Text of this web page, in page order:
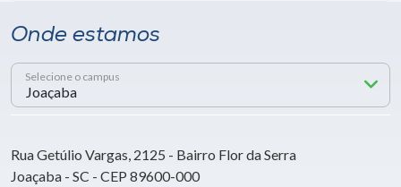
Onde estamos
Selecione o campus
Rua Getúlio Vargas, 2125 - Bairro Flor da Serra
Joaçaba - SC - CEP 89600-000